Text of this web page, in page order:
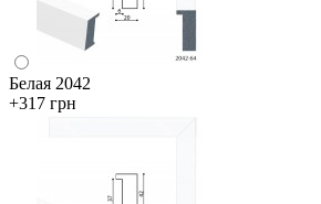
Белая 2042
+317 грн